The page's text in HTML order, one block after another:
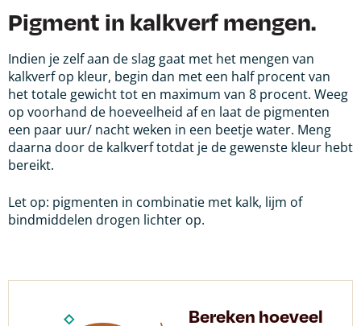
Pigment in kalkverf mengen.
Indien je zelf aan de slag gaat met het mengen van
kalkverf op kleur, begin dan met een half procent van
het totale gewicht tot en maximum van 8 procent. Weeg
op voorhand de hoeveelheid af en laat de pigmenten
een paar uur/ nacht weken in een beetje water. Meng
daarna door de kalkverf totdat je de gewenste kleur hebt
bereikt.
Let op: pigmenten in combinatie met kalk, lijm of
bindmiddelen drogen lichter op.
Bereken hoeveel